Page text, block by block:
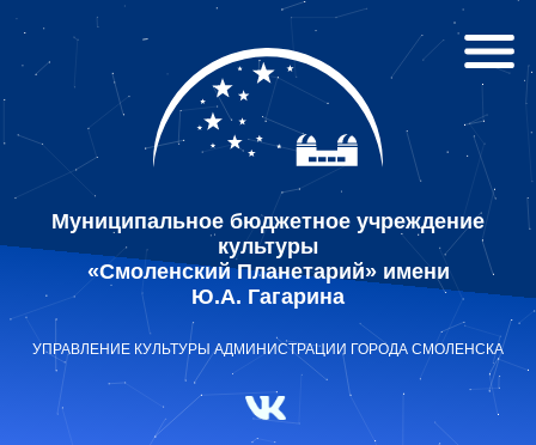
Муниципальное бюджетное учреждение
культуры
«Смоленский Планетарий» имени
Ю.А. Гагарина
УПРАВЛЕНИЕ КУЛЬТУРЫ АДМИНИСТРАЦИИ ГОРОДА СМОЛЕНСКА